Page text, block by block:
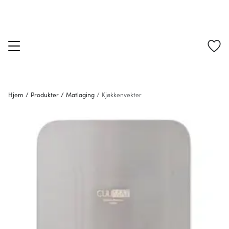
Hjem / Produkter / Matlaging / Kjøkkenvekter